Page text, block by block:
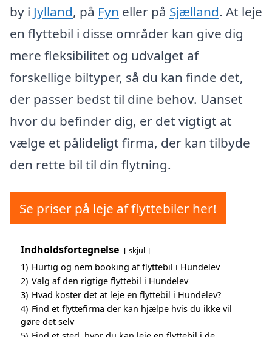
by i Jylland, på Fyn eller på Sjælland. At leje
en flyttebil i disse områder kan give dig
mere fleksibilitet og udvalget af
forskellige biltyper, så du kan finde det,
der passer bedst til dine behov. Uanset
hvor du befinder dig, er det vigtigt at
vælge et pålideligt firma, der kan tilbyde
den rette bil til din flytning.
Se priser på leje af flyttebiler her!
Indholdsfortegnelse skjul
1) Hurtig og nem booking af flyttebil i Hundelev
2) Valg af den rigtige flyttebil i Hundelev
3) Hvad koster det at leje en flyttebil i Hundelev?
4) Find et flyttefirma der kan hjælpe hvis du ikke vil
gøre det selv